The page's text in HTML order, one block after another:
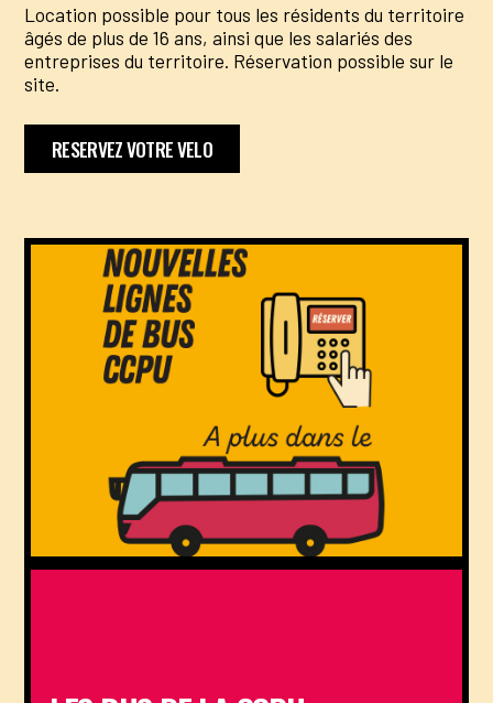
Location possible pour tous les résidents du territoire
âgés de plus de 16 ans, ainsi que les salariés des
entreprises du territoire. Réservation possible sur le
site.
RESERVEZ VOTRE VELO